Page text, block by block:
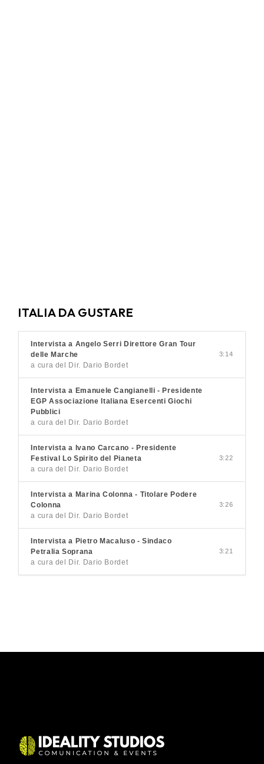
ITALIA DA GUSTARE
Intervista a Angelo Serri Direttore Gran Tour
delle Marche
a cura del Dir. Dario Bordet
3:14
Intervista a Emanuele Cangianelli - Presidente
EGP Associazione Italiana Esercenti Giochi
Pubblici
a cura del Dir. Dario Bordet
Intervista a Ivano Carcano - Presidente
Festival Lo Spirito del Pianeta
a cura del Dir. Dario Bordet
3:22
Intervista a Marina Colonna - Titolare Podere
Colonna
a cura del Dir. Dario Bordet
3:26
Intervista a Pietro Macaluso - Sindaco
Petralia Soprana
a cura del Dir. Dario Bordet
3:21